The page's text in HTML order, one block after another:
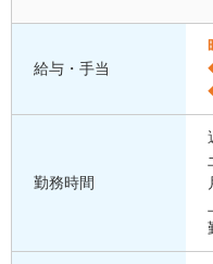
給与・手当
勤務時間